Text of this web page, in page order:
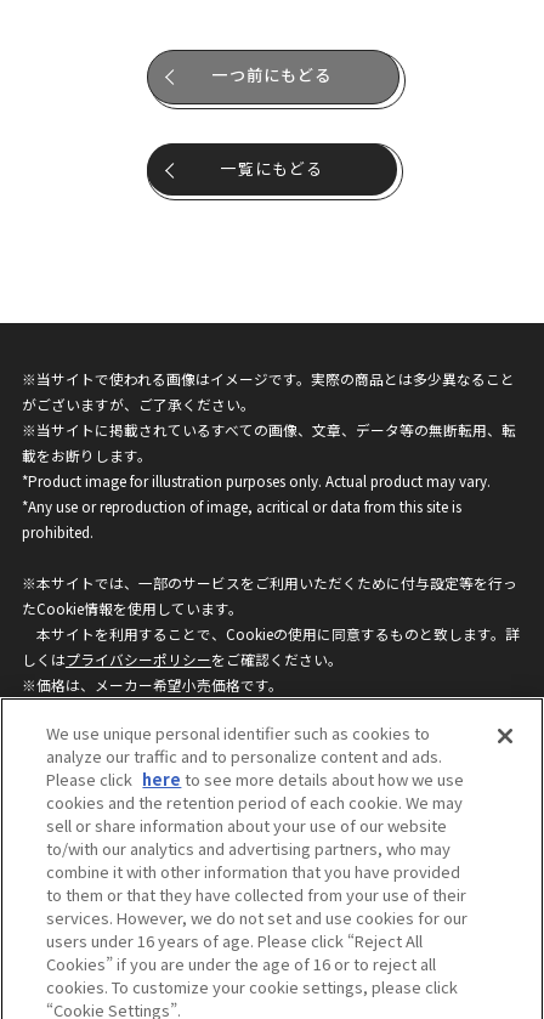
一つ前にもどる
一覧にもどる
※当サイトで使われる画像はイメージです。実際の商品とは多少異なること
がございますが、ご了承ください。
※当サイトに掲載されているすべての画像、文章、データ等の無断転用、転
載をお断りします。
*Product image for illustration purposes only. Actual product may vary.
*Any use or reproduction of image, acritical or data from this site is
prohibited.
※本サイトでは、一部のサービスをご利用いただくために付与設定等を行っ
たCookie情報を使用しています。
本サイトを利用することで、Cookieの使用に同意するものと致します。詳
しくはプライバシーポリシーをご確認ください。
※価格は、メーカー希望小売価格です。
ざいますのでご了承ください。
privacypolicy
Do Not Sell or Share My
Personal Information
ウェブサイトご利用条件
ソーシャルメディアポリシー
個人情報保護方針
お問い合わせ
©BANDAI
We use unique personal identifier such as cookies to
analyze our traffic and to personalize content and ads.
Please click here to see more details about how we use
cookies and the retention period of each cookie. We may
sell or share information about your use of our website
to/with our analytics and advertising partners, who may
combine it with other information that you have provided
to them or that they have collected from your use of their
services. However, we do not set and use cookies for our
users under 16 years of age. Please click “Reject All
Cookies” if you are under the age of 16 or to reject all
cookies. To customize your cookie settings, please click
“Cookie Settings”.